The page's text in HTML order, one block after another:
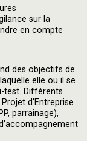
sur la
en compte
des objectifs de
elle ou il se
test. Différents
d’Entreprise
parrainage),